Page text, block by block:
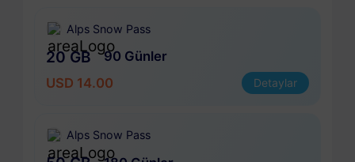
Alps Snow Pass
20 GB
90 Günler
USD 14.00
Detaylar
Alps Snow Pass